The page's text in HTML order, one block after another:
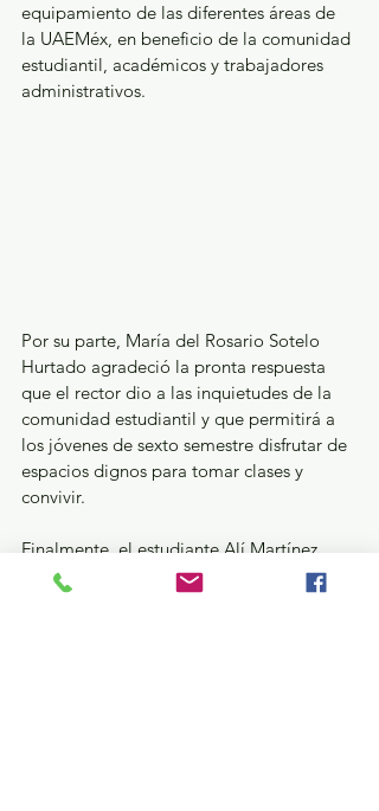
equipamiento de las diferentes áreas de
la UAEMéx, en beneficio de la comunidad
estudiantil, académicos y trabajadores
administrativos.
Por su parte, María del Rosario Sotelo
Hurtado agradeció la pronta respuesta
que el rector dio a las inquietudes de la
comunidad estudiantil y que permitirá a
los jóvenes de sexto semestre disfrutar de
espacios dignos para tomar clases y
convivir.
Finalmente, el estudiante Alí Martínez
González agradeció, en representación de